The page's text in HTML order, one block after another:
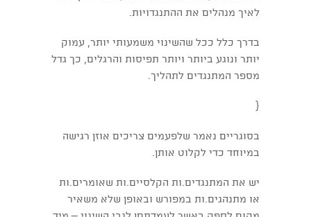
לאיך מנהלים את ההתנגדויות.
בדרך כלל ככל שהשינוי משמעותי יותר, עמוק
יותר ונוגע ביותר ויותר תפיסות והרגלים, כך גדל
מספר המתנגדים לתהליך.
{
בסוגריים נאמר שלפעמים צריכים אוזן רגישה
במיוחד כדי לקלוט אותן.
יש את המתנגדים.ות הקלסיים.ות שאומרים.ות
או מתנהגים.ות במפורש ובאופן שלא משאיר